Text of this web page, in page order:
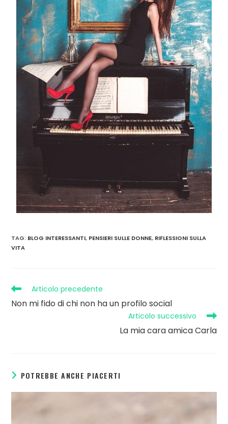
TAG: BLOG INTERESSANTI, PENSIERI SULLE DONNE, RIFLESSIONI SULLA
VITA
Articolo precedente
Non mi fido di chi non ha un profilo social
Articolo successivo
La mia cara amica Carla
POTREBBE ANCHE PIACERTI